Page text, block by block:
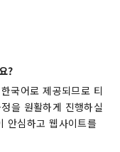
?
국어로 제공되므로 티
을 원활하게 진행하실
안심하고 웹사이트를